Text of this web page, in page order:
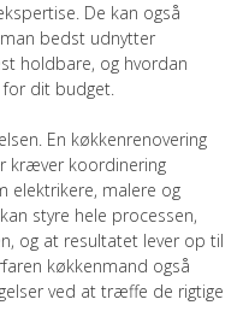
De kan også
bedst udnytter
holdbare, og hvordan
dit budget.
En køkkenrenovering
kræver koordinering
elektrikere, malere og
styre hele processen,
og at resultatet lever op til
køkkenmand også
ved at træffe de rigtige